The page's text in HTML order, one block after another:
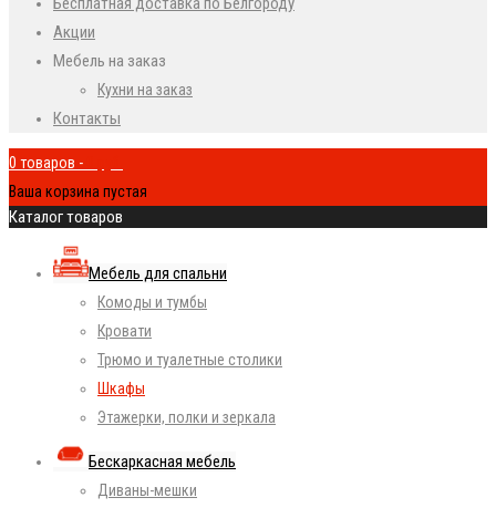
Акции
Мебель на заказ
Кухни на заказ
Контакты
0 товаров -
Ваша корзина пустая
Каталог товаров
Мебель для спальни
Комоды и тумбы
Кровати
Трюмо и туалетные столики
Шкафы
Этажерки, полки и зеркала
Бескаркасная мебель
Диваны-мешки